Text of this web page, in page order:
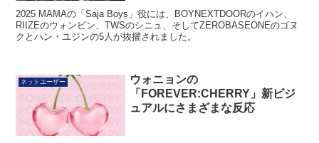
2025 MAMAの「Saja Boys」役には、BOYNEXTDOORのイハン、
RIIZEのウォンビン、TWSのシニュ、そしてZEROBASEONEのゴヌ
クとハン・ユジンの5人が抜擢されました。
ネットユーザー
ウォニョンの
「FOREVER:CHERRY」新ビジ
ュアルにさまざまな反応